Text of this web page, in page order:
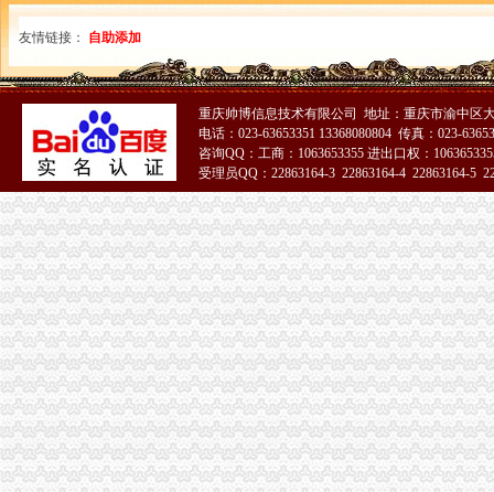
互联网产品经理_泽科集团有限公司招聘信息—中华英才网
渝北区渝北区专业、渝北区换芯电话_重庆李文
重庆建工高新建材有限公司楼宇工业化分公司PC构件运输项目招标公
发布商机列表_重庆创动【今日推荐网-分类信息】
重庆装修口碑哪家好？_其它装修|一起网装修
重庆云邮天下信息技术有限公司_【电话地址_招聘信息_注册信息_信用
【重庆销售代表/区域销售代表/大客户销售代表_销售代表/区域销售代
重庆装饰公司-土巴兔装修问答
年审车辆流程|渝北区年审车|驰铭汽车经纪
【渝北区经开区公安分局鸳鸯镇镇鸳鸯北路16号租房渝北租房】
重庆三峡集团股份有限公司
置业指南：盘点渝北鸳鸯区域楼盘|云居山|金开|渝北_新浪新闻
位于重庆市渝北区的店购科技公司招聘|Indeed.com
渝北分公司2016年机房外市电维修_竞争谈判采购公告_中国招标网_
渝北助理招聘|渝北助理职位信息汇总|助理渝北招聘分类-数字英才网
中国邮政储蓄银行股份有限公司重庆渝北区金开大道支行_【电话地址_
重庆微讯电商科技有限公司
【店铺主管（渝北爱琴海）招聘】玩具斗城（中国）商贸有限公司
【58同城】重庆渝北资质证书办理_企业资质代理_资质代办机构
【58同城】重庆渝北北环公司注销服务_公司注销代理_公司注销费用
友情链接： 自助添加
重庆帅博信息技术有限公司 地址：重庆市渝中区
电话：023-63653351 13368080804 传真：023-
咨询QQ：工商：1063653355 进出口权：
受理员QQ：22863164-3 22863164-4 22863164-5
51La